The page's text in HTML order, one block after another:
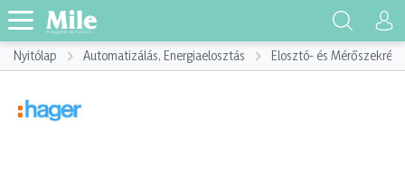
Nyitólap Automatizálás, Energiaelosztás Elosztó- és Mérőszekrény